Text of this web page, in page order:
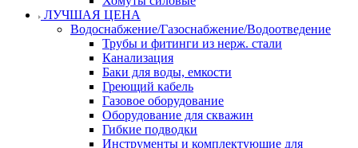
ЛУЧШАЯ ЦЕНА
Водоснабжение/Газоснабжение/Водоотведение
Трубы и фитинги из нерж. стали
Канализация
Баки для воды, емкости
Греющий кабель
Газовое оборудование
Оборудование для скважин
Гибкие подводки
Инструменты и комплектующие для